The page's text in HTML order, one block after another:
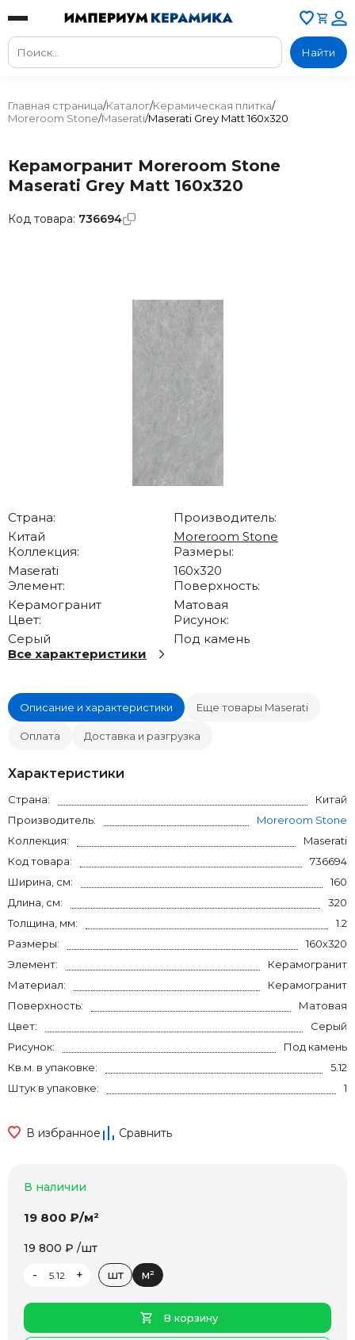
Найти
Главная страница/Каталог/Керамическая плитка/
Moreroom Stone/Maserati/Maserati Grey Matt 160x320
Керамогранит Moreroom Stone
Maserati Grey Matt 160x320
Страна:
Китай
Производитель:
Moreroom Stone
Коллекция:
Maserati
Размеры:
160x320
Элемент:
Керамогранит
Поверхность:
Матовая
Цвет:
Серый
Рисунок:
Под камень
Все характеристики
Описание и характеристики Еще товары Maserati
Оплата Доставка и разгрузка
Характеристики
Страна:
Китай
Производитель:
Moreroom Stone
Коллекция:
Maserati
Код товара:
736694
Ширина, см:
160
Длина, см:
320
Толщина, мм:
1.2
Размеры:
160x320
Элемент:
Керамогранит
Материал:
Керамогранит
Поверхность:
Матовая
Цвет:
Серый
Рисунок:
Под камень
Кв.м. в упаковке:
5.12
Штук в упаковке:
1
В избранное Сравнить
В наличии
19 800 ₽/м²
19 800 ₽ /шт
-
+ шт м²
В корзину
Код товара: 736694